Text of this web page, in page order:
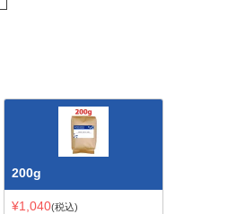
200g
¥1,040 税込